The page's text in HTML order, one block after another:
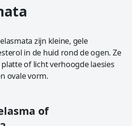
zijn kleine, gele
in de huid rond de ogen. Ze
of licht verhoogde laesies
ovale vorm.
of